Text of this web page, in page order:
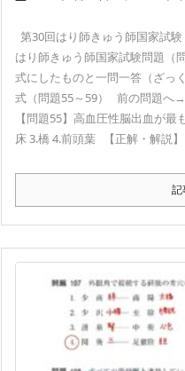
第30回はり師きゅう師国家試
はり師きゅう師国家試験問題（
式にしたものと一問一答（ざっ
式（問題55～59） 前の問題
【問題55】高血圧性脳出血が
床 3.橋 4.前頭葉 【正解・解説
記